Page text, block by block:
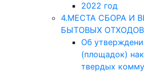
2022 год
4.МЕСТА СБОРА И
БЫТОВЫХ ОТХОДОВ
Об
(площадок)
твердых